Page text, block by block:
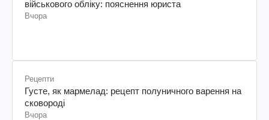
військового обліку: пояснення юриста
Вчора
Рецепти
Густе, як мармелад: рецепт полуничного варення на
сковороді
Вчора